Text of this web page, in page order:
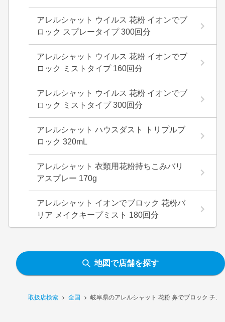
取扱店検索 全国 岐阜県のアレルシャット 花粉 鼻でブロック チュ
アレルシャット ウイルス 花粉 イオンでブ
ロック スプレータイプ 300回分
アレルシャット ウイルス 花粉 イオンでブ
ロック ミストタイプ 160回分
アレルシャット ウイルス 花粉 イオンでブ
ロック ミストタイプ 300回分
アレルシャット ハウスダスト トリプルブ
ロック 320mL
アレルシャット 衣類用花粉持ちこみバリ
アスプレー 170g
アレルシャット イオンでブロック 花粉バ
リア メイクキープミスト 180回分
地図で店舗を探す